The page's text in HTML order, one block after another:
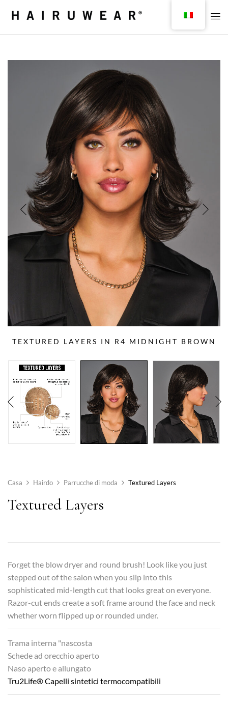
TEXTURED LAYERS IN R4 MIDNIGHT BROWN
Casa Hairdo Parrucche di moda Textured Layers
Textured Layers
Forget the blow dryer and round brush! Look like you just
stepped out of the salon when you slip into this
sophisticated mid-length cut that looks great on everyone.
Razor-cut ends create a soft frame around the face and neck
whether worn flipped up or rounded under.
Trama interna "nascosta
Schede ad orecchio aperto
Naso aperto e allungato
Tru2Life® Capelli sintetici termocompatibili